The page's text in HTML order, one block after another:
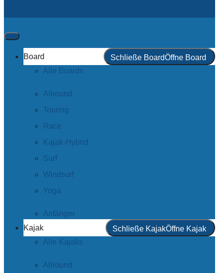
Board Schließe BoardÖffne Board
Alle Boards
Allround
Touring
Race
Kajak-Hybrid
Surf
Windsurf
Yoga
Anfänger
Kajak
Schließe KajakÖffne Kajak
Alle Kajaks
Allround